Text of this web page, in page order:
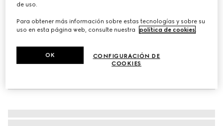
de uso.
Para obtener más información sobre estas tecnologías y sobre su
uso en esta página web, consulte nuestra
política de cookies.
CONFIGURACIÓN DE
COOKIES
OK